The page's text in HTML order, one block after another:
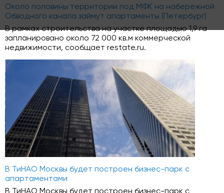
Около половины территории под МФК на набережной
Обводного канала займут апартаменты (Петербург)
В рамках строительства на участке площадью 1,9 га
запланировано около 72 000 кв.м коммерческой
недвижимости, сообщает restate.ru.
В ТиНАО Москвы будет построен бизнес-парк с
апартаментами
В ТиНАО Москвы будет построен бизнес-парк с